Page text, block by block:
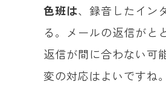
色班は、録音したイン
る。メールの返信がと
返信が間に合わない可
変の対応はよいですね。